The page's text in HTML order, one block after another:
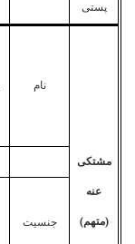
پستی
مشتکی
عنه
(متهم)
نام
جنسیت